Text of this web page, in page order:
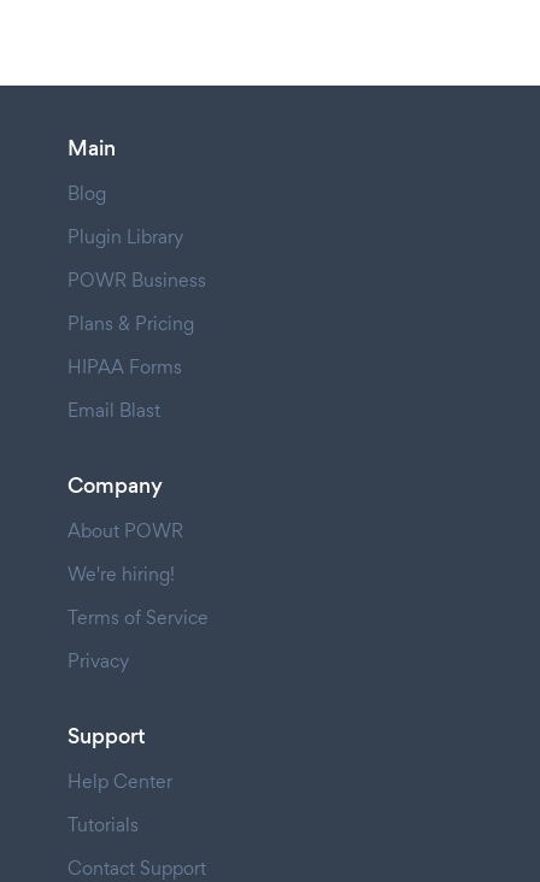
Main
Blog
Plugin Library
POWR Business
Plans & Pricing
HIPAA Forms
Email Blast
Company
About POWR
We're hiring!
Terms of Service
Privacy
Support
Help Center
Tutorials
Contact Support